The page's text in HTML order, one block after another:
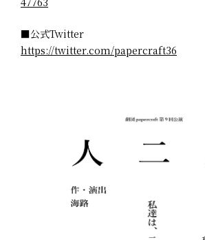
■公式Twitter
https://twitter.com/papercraft36